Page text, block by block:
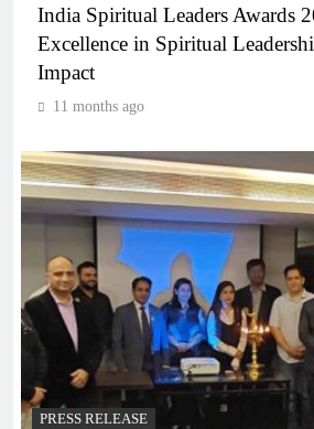
India Spiritual Leaders Awards
Excellence in Spiritual
Impact
11 months ago
PRESS RELEASE